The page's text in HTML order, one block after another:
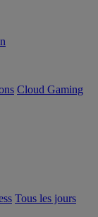
Cloud Gaming
Tous les jours